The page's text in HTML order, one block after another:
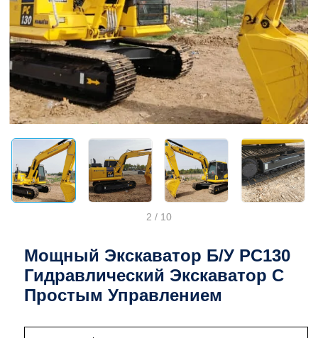
2 / 10
Мощный Экскаватор Б/у PC130
Гидравлический Экскаватор С
Простым Управлением